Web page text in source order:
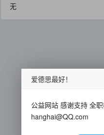
无
爱德思最好！
公益网站 感谢支持 全
hanghai@QQ.com